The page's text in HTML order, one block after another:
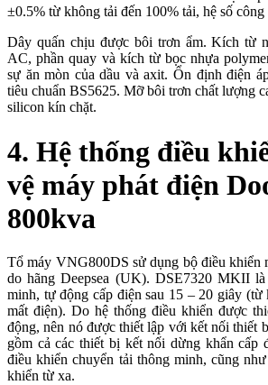
±0.5% từ không tải đến 100% tải, hệ số
Dây quấn chịu được bôi trơn ẩm. Kích từ
AC, phần quay và kích từ bọc nhựa
sự ăn mòn của dầu và axit. Ổn định điện
tiêu chuẩn BS5625. Mỡ bôi trơn chất lượng
silicon kín chặt.
4. Hệ thống điều
vệ máy phát điện
800kva
Tổ máy VNG800DS sử dụng bộ điều
do hãng Deepsea (UK). DSE7320 MKII
minh, tự động cấp điện sau 15 – 20 giây
mất điện). Do hệ thống điều khiển được
động, nên nó được thiết lập với kết nối thiết
gồm cả các thiết bị kết nối dừng khẩn cấp
điều khiển chuyển tải thông minh, cũng
khiển từ xa.